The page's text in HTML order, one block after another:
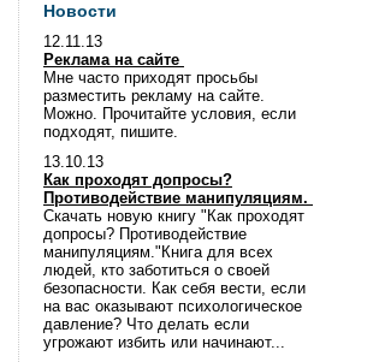
Новости
12.11.13
Реклама на сайте
Мне часто приходят просьбы
разместить рекламу на сайте.
Можно. Прочитайте условия, если
подходят, пишите.
13.10.13
Как проходят допросы?
Противодействие манипуляциям.
Скачать новую книгу "Как проходят
допросы? Противодействие
манипуляциям."Книга для всех
людей, кто заботиться о своей
безопасности. Как себя вести, если
на вас оказывают психологическое
давление? Что делать если
угрожают избить или начинают...